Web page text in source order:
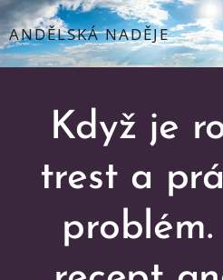
ANDĚLSKÁ NADĚJE
Když je
trest a